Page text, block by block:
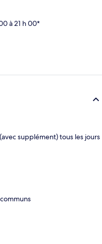
à 21 h 00*
supplément) tous les jours